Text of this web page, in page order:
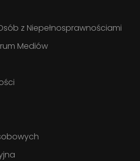
z Niepełnosprawnościami
Mediów